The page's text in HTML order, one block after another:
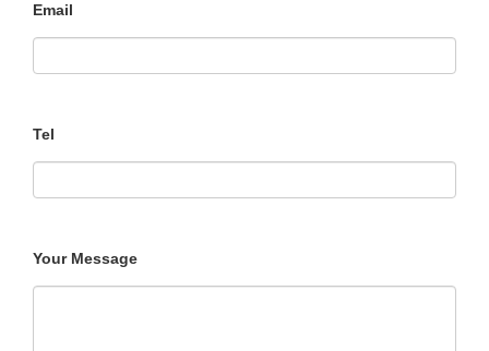
Email
Tel
Your Message